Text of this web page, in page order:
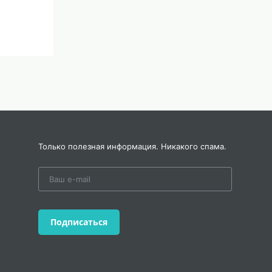
Только полезная информация. Никакого спама.
Подписаться